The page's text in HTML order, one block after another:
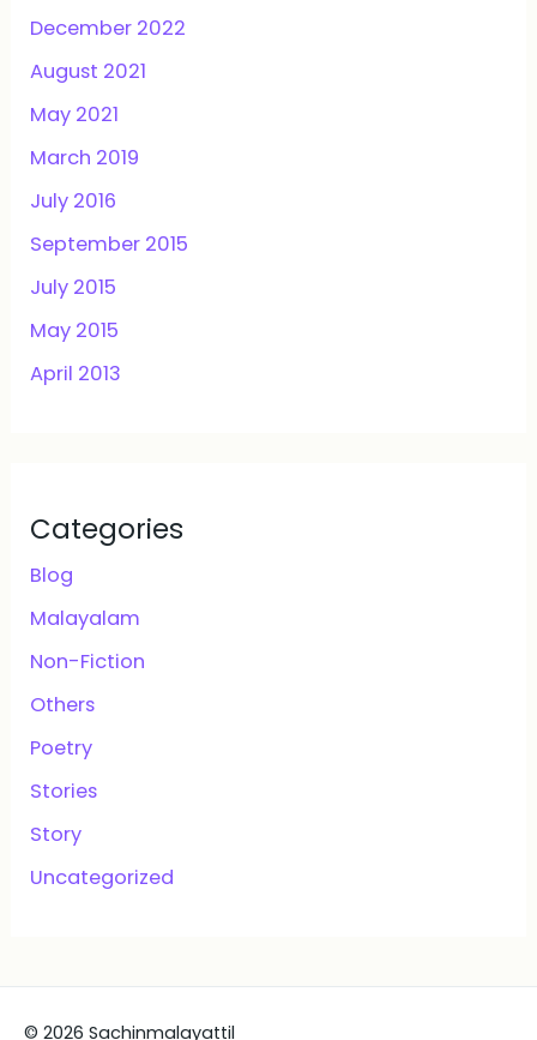
December 2022
August 2021
May 2021
March 2019
July 2016
September 2015
July 2015
May 2015
April 2013
Categories
Blog
Malayalam
Non-Fiction
Others
Poetry
Stories
Story
Uncategorized
© 2026 Sachinmalayattil